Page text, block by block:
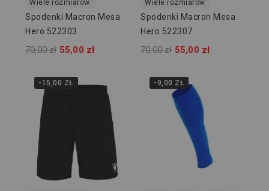
Wiele rozmiarów
Spodenki Macron Mesa
Hero 522303
70,00 zł 55,00 zł
Wiele rozmiarów
Spodenki Macron Mesa
Hero 522307
70,00 zł 55,00 zł
-15,00 ZŁ -9,00 ZŁ